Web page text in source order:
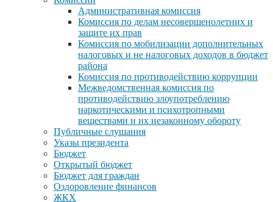
Административная комиссия
Комиссия по делам несовершенолетних и
защите их прав
Комиссия по мобилизации дополнительных
налоговых и не налоговых доходов в бюджет
района
Комиссия по противодействию коррупции
Межведомственная комиссия по
противодействию злоупотреблению
наркотическими и психотропными
веществами и их незаконному обороту
Публичные слушания
Указы президента
Бюджет
Открытый бюджет
Бюджет для граждан
Оздоровление финансов
ЖКХ